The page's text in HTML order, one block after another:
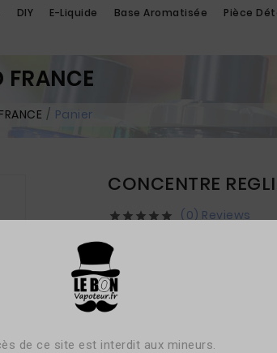
de ce site est interdit aux mineurs.
DIY E-Liquide Base Aromatisée Pièce
FRANCE
Panier
CONCENTRE
     (0) Reviews
3,80 €
TTC
livraison sous 3-5 jours